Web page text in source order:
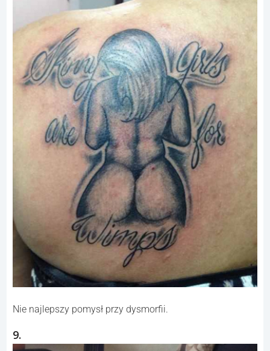
Nie najlepszy pomysł przy dysmorfii.
9.